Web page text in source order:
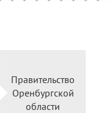
Правительство
Оренбургской
области